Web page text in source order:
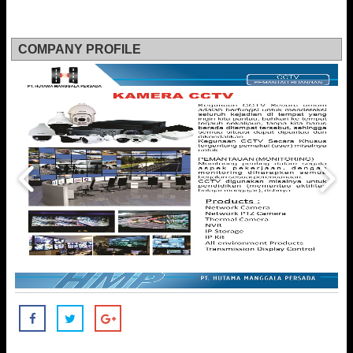
COMPANY PROFILE